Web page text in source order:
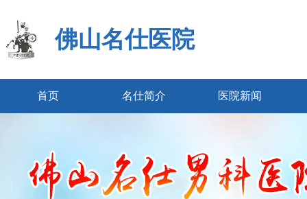
佛山名仕医院
首页 名仕简介 医院新闻